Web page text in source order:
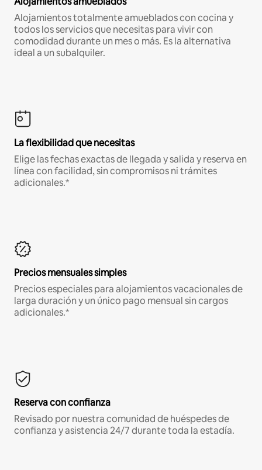
Alojamientos totalmente amueblados con cocina y
todos los servicios que necesitas para vivir con
comodidad durante un mes o más. Es la alternativa
ideal a un subalquiler.
La flexibilidad que necesitas
Elige las fechas exactas de llegada y salida y reserva en
línea con facilidad, sin compromisos ni trámites
adicionales.*
Precios mensuales simples
Precios especiales para alojamientos vacacionales de
larga duración y un único pago mensual sin cargos
adicionales.*
Reserva con confianza
Revisado por nuestra comunidad de huéspedes de
confianza y asistencia 24/7 durante toda la estadía.